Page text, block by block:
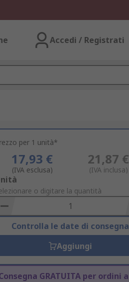
Accedi / Registrati
per 1 unità*
17,93 €
(IVA esclusa)
21,87 €
(IVA inclusa)
Basket
o digitare la quantità
Controlla le date di consegna
Aggiungi
GRATUITA per ordini a